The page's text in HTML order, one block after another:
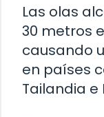
Las olas
30 metros
causando
en países
Tailandia e